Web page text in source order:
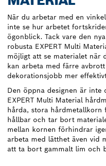
När du arbetar med en
inte se hur arbetet
ögonblick. Tack vare den
robusta EXPERT Multi
möjligt att se materialet när
kan arbeta med färre
dekorationsjobb mer
Den öppna designen är inte
EXPERT Multi Material
hårda, stora
hållbar och tar bort
mellan kornen förhindrar
arbeta med lätthet även vid
att ta bort gammalt lim och